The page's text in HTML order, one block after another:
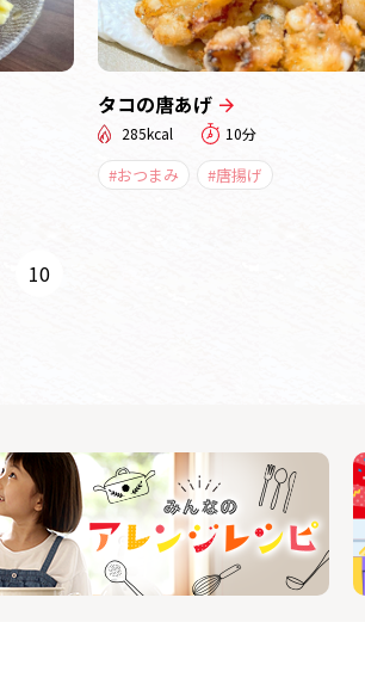
タコの唐あげ
285kcal 10分
#おつまみ #唐揚げ
10